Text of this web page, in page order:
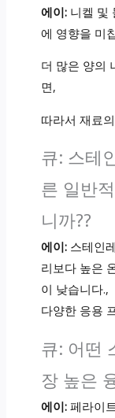
에이: 니켈 및
에 영향을 미
더 많은 양의
면,
따라서 재료
큐: 스테
른 일반
니까??
에이: 스테인
리보다 높은
이 낮습니다.,
다양한 응용
큐: 어떤
장 높은
에이: 페라이